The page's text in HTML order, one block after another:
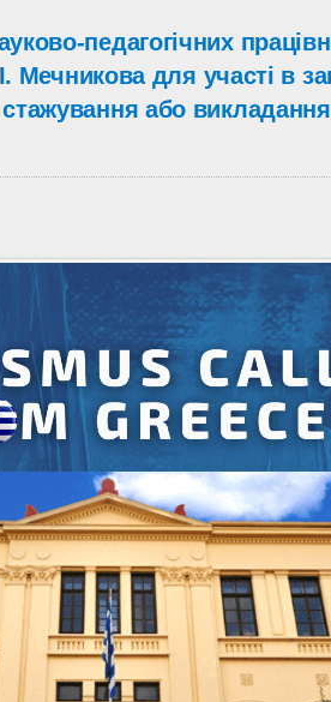
педагогічних
Мечникова для участі в
або